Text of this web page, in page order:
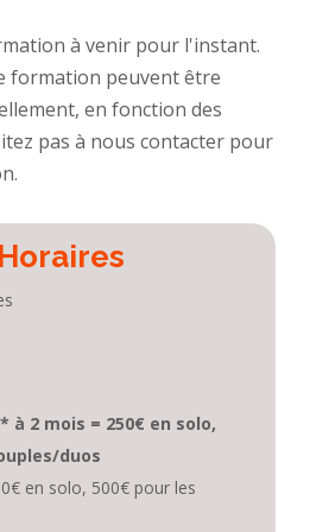
à venir pour l'instant.
formation peuvent être
en fonction des
pas à nous contacter pour
à 2 mois = 250€ en solo,
duos
en solo, 500€ pour les